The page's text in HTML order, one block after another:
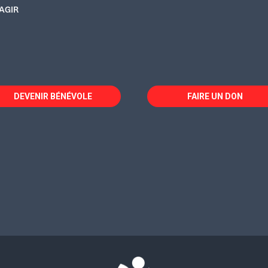
DEVENIR BÉNÉVOLE FAIRE UN DON